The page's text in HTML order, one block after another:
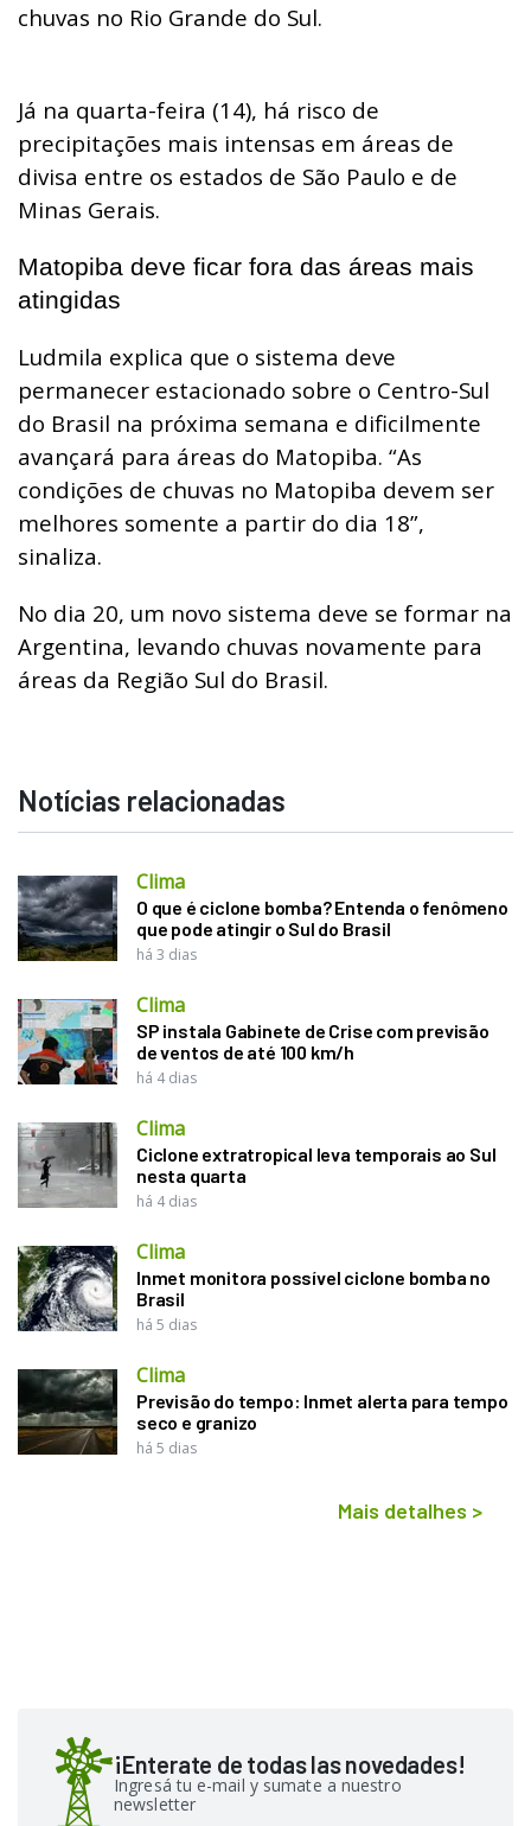
chuvas no Rio Grande do Sul.
Já na quarta-feira (14), há risco de
precipitações mais intensas em áreas de
divisa entre os estados de São Paulo e de
Minas Gerais.
Matopiba deve ficar fora das áreas mais
atingidas
Ludmila explica que o sistema deve
permanecer estacionado sobre o Centro-Sul
do Brasil na próxima semana e dificilmente
avançará para áreas do Matopiba. “As
condições de chuvas no Matopiba devem ser
melhores somente a partir do dia 18”,
sinaliza.
No dia 20, um novo sistema deve se formar na
Argentina, levando chuvas novamente para
áreas da Região Sul do Brasil.
Notícias relacionadas
Clima
O que é ciclone bomba? Entenda o fenômeno
que pode atingir o Sul do Brasil
há 3 dias
Clima
SP instala Gabinete de Crise com previsão
de ventos de até 100 km/h
há 4 dias
Clima
Ciclone extratropical leva temporais ao Sul
nesta quarta
há 4 dias
Clima
Inmet monitora possível ciclone bomba no
Brasil
há 5 dias
Clima
Previsão do tempo: Inmet alerta para tempo
seco e granizo
há 5 dias
Mais detalhes >
¡Enterate de todas las novedades!
Ingresá tu e-mail y sumate a nuestro
newsletter